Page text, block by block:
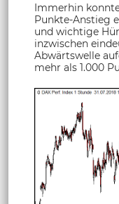
Immerhin
Punkte-Anstieg
und wichtige
inzwischen
Abwärtswelle
mehr als 1.000